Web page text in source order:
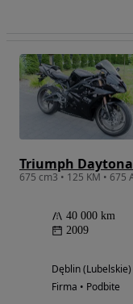
Triumph Daytona
40 000 km
2009
Dęblin (Lubelskie)
Firma • Podbite